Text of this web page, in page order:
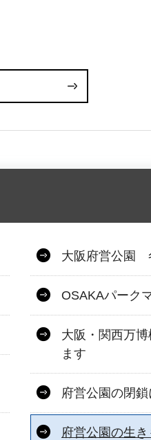
大阪府営公園
OSAKAパーク
大阪・関西万
ます
府営公園の閉
府営公園の生